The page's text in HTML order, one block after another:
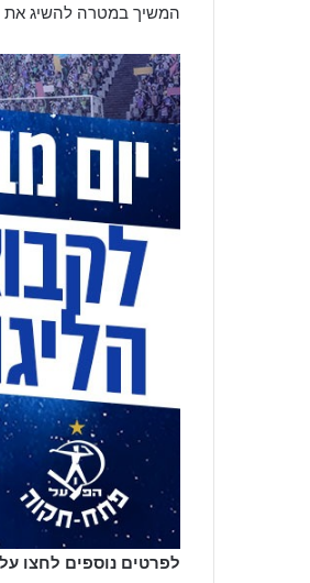
המשיך במטרה להשיג את המהפך הדרמטי, בדקה
לפרטים נוספים לחצו